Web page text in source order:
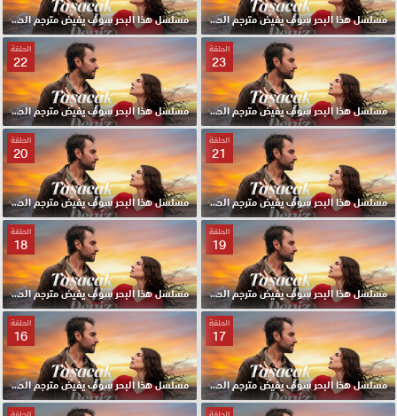
مسلسل هذا البحر سوف يفيض مترجم الحلقة 25 HD مسلسل هذا البحر سوف يفيض مترجم الحلقة 24 HD
الحلقة
23
مسلسل هذا البحر سوف يفيض مترجم الحلقة 23 HD
الحلقة
22
مسلسل هذا البحر سوف يفيض مترجم الحلقة 22 HD
الحلقة
21
مسلسل هذا البحر سوف يفيض مترجم الحلقة 21 HD
الحلقة
20
مسلسل هذا البحر سوف يفيض مترجم الحلقة 20 HD
الحلقة
19
مسلسل هذا البحر سوف يفيض مترجم الحلقة 19 HD
الحلقة
18
مسلسل هذا البحر سوف يفيض مترجم الحلقة 18 HD
الحلقة
17
مسلسل هذا البحر سوف يفيض مترجم الحلقة 17 HD
الحلقة
16
مسلسل هذا البحر سوف يفيض مترجم الحلقة 16 HD